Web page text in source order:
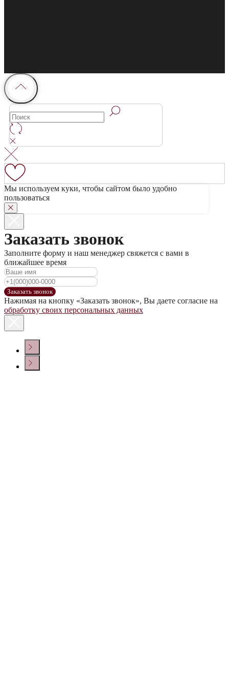
Мы используем куки, чтобы сайтом было удобно
пользоваться
Заказать звонок
Заполните форму и наш менеджер свяжется с вами в
ближайшее время
Заказать звонок
Нажимая на кнопку «Заказать звонок», Вы даете согласие на
обработку своих персональных данных